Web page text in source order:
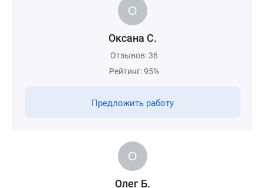
Оксана С.
Отзывов: 36
Рейтинг: 95%
Предложить работу
Олег Б.